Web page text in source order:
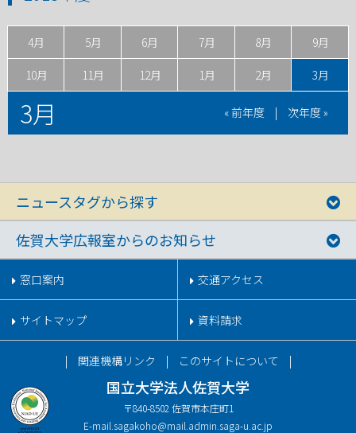
4月 5月 6月 7月 8月 9月
10月 11月 12月 1月 2月 3月
3月 « 前年度 | 次年度 »
ニュースタグから探す
佐賀大学広報室からのお知らせ
窓口案内 交通アクセス
サイトマップ 資料請求
国立大学法人佐賀大学
〒840-8502 佐賀市本庄町1
E-mail. sagakoho@mail.admin.saga-u.ac.jp
関連機構リンク このサイトについて